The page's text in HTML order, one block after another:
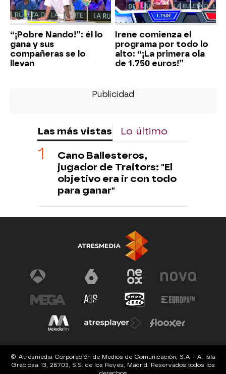
“¡Pobre Nando!”: él lo
gana y sus
compañeras se lo
llevan
Irene comienza el
programa por todo lo
alto: “¡La primera ola
de 1.750 euros!”
Las más vistas Lo último
Cano Ballesteros,
jugador de Traitors: "El
objetivo era ir con todo
para ganar"
© Atresmedia Corporación de Medios de Comunicación, S.A - A. Isla
Graciosa 13, 28703, S.S. de los Reyes, Madrid. Reservados todos los